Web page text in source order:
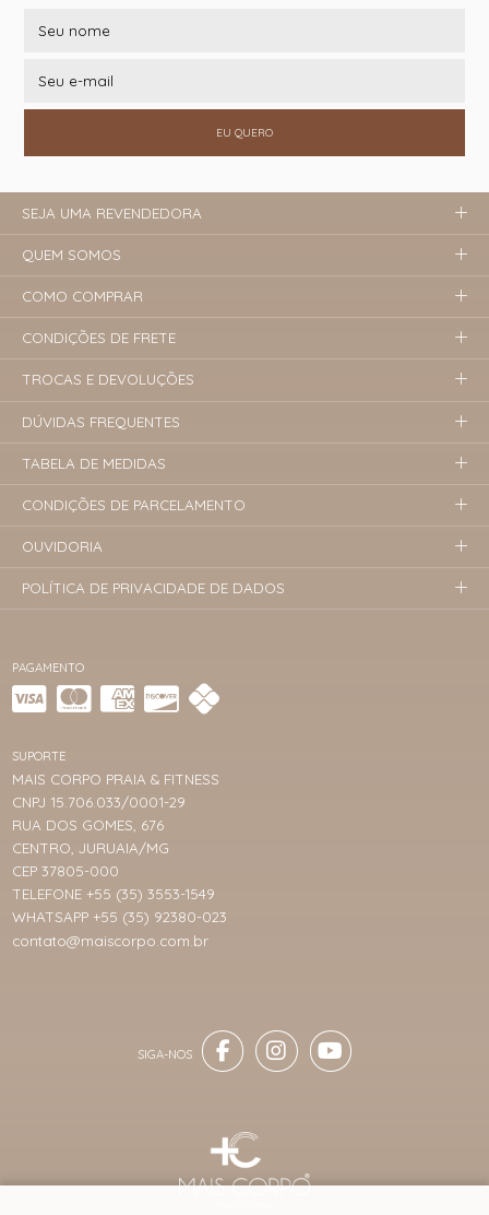
EU QUERO
PAGAMENTO
SUPORTE
MAIS CORPO PRAIA & FITNESS
CNPJ 15.706.033/0001-29
RUA DOS GOMES, 676
CENTRO, JURUAIA/MG
CEP 37805-000
TELEFONE +55 (35) 3553-1549
WHATSAPP +55 (35) 92380-023
contato@maiscorpo.com.br
SEJA UMA REVENDEDORA
QUEM SOMOS
COMO COMPRAR
CONDIÇÕES DE FRETE
TROCAS E DEVOLUÇÕES
DÚVIDAS FREQUENTES
TABELA DE MEDIDAS
CONDIÇÕES DE PARCELAMENTO
OUVIDORIA
POLÍTICA DE PRIVACIDADE DE DADOS